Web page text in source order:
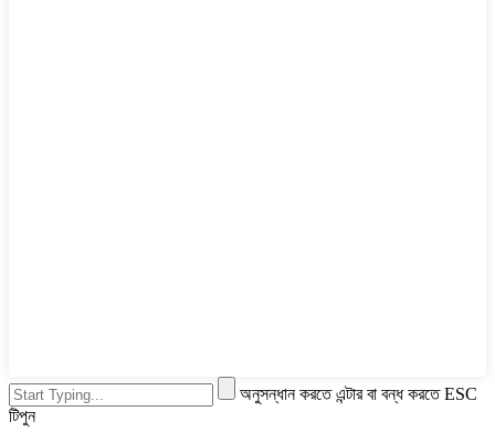
অনুসন্ধান করতে এন্টার বা বন্ধ করতে ESC
টিপুন